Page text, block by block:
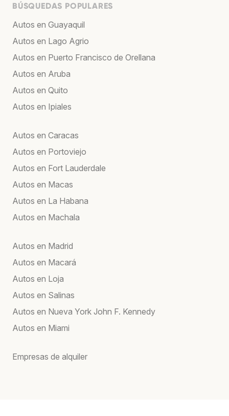
BÚSQUEDAS POPULARES
Autos en Guayaquil
Autos en Lago Agrio
Autos en Puerto Francisco de Orellana
Autos en Aruba
Autos en Quito
Autos en Ipiales
Autos en Caracas
Autos en Portoviejo
Autos en Fort Lauderdale
Autos en Macas
Autos en La Habana
Autos en Machala
Autos en Madrid
Autos en Macará
Autos en Loja
Autos en Salinas
Autos en Nueva York John F. Kennedy
Autos en Miami
Empresas de alquiler